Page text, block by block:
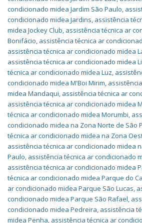
condicionado midea Jardim São Paulo,
condicionado midea Jardins, assistência
midea Jockey Club, assistência técnica ar
Bonifácio, assistência técnica ar
assistência técnica ar condicionado midea
assistência técnica ar condicionado midea
técnica ar condicionado midea Luz,
condicionado midea M'Boi Mirim,
midea Mandaqui, assistência técnica ar
assistência técnica ar condicionado midea
técnica ar condicionado midea Morumbi,
condicionado midea na Zona Norte de São
técnica ar condicionado midea na Zona
assistência técnica ar condicionado midea
Paulo, assistência técnica ar condicionado
assistência técnica ar condicionado midea
técnica ar condicionado midea Parque do
ar condicionado midea Parque São Lucas,
condicionado midea Parque São Rafael,
condicionado midea Pedreira, assistência
midea Penha, assistência técnica ar